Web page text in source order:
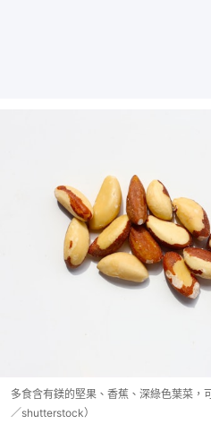
多食含有鎂的堅果、香蕉、深綠色葉菜，
／shutterstock）